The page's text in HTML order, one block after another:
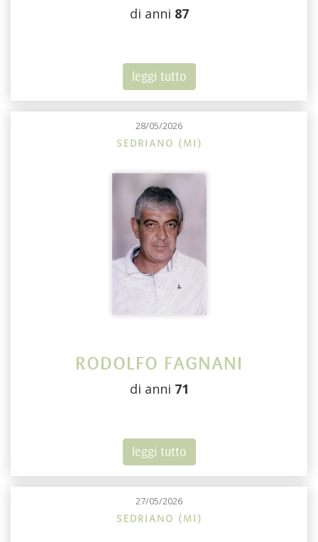
di anni 87
leggi tutto
28/05/2026
SEDRIANO (MI)
RODOLFO FAGNANI
di anni 71
leggi tutto
27/05/2026
SEDRIANO (MI)